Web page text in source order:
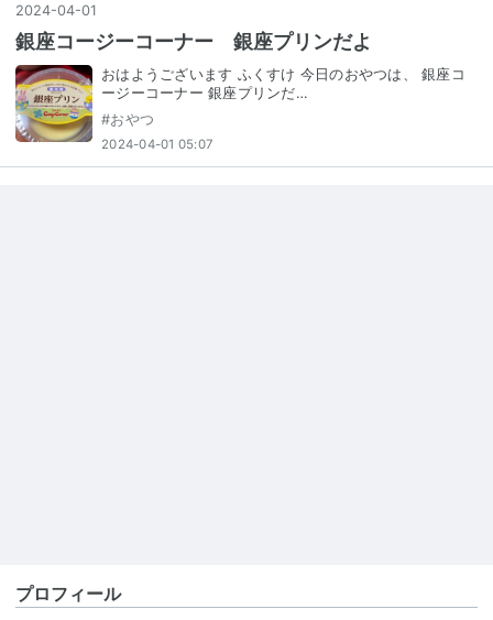
2024-04-01
銀座コージーコーナー 銀座プリンだよ
おはようございます ふくすけ 今日のおやつは、 銀座コ
ージーコーナー 銀座プリンだ…
#おやつ
2024-04-01 05:07
プロフィール